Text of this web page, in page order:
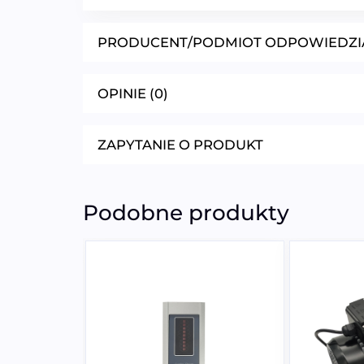
PRODUCENT/PODMIOT
OPINIE (0)
ZAPYTANIE O PRODUKT
Podobne produkty